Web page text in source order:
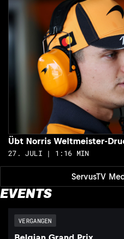
ServusTV
Übt Norris Weltmeister-
27. JULI | 1:16 MIN
EVENTS
VERGANGEN